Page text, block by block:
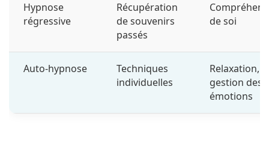
Hypnose
régressive
Récupération
de souvenirs
passés
de soi
Auto-hypnose
Techniques
individuelles
Relaxation,
gestion des
émotions